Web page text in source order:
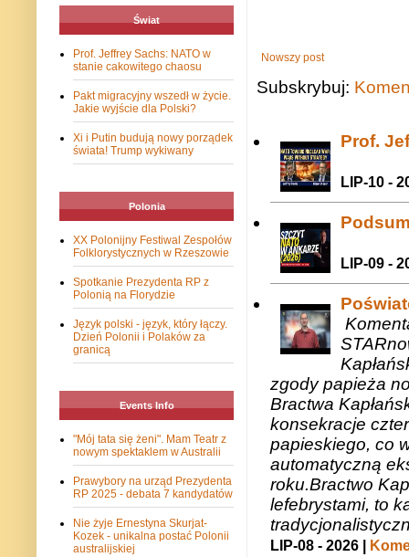
Nowszy post
Subskrybuj:
Prof.
LIP-10 -
LIP-09 -
zgody papieża
Bractwa
konsekracje
papieskiego, co
automatyczną
roku.Bractwo
lefebrystami, to
LIP-08 - 2026 |
Świat
Prof. Jeffrey Sachs: NATO w
stanie cakowitego chaosu
Pakt migracyjny wszedł w życie.
Jakie wyjście dla Polski?
Xi i Putin budują nowy porządek
świata! Trump wykiwany
Polonia
XX Polonijny Festiwal Zespołów
Folklorystycznych w Rzeszowie
Spotkanie Prezydenta RP z
Polonią na Florydzie
Język polski - język, który łączy.
Dzień Polonii i Polaków za
granicą
Events Info
"Mój tata się żeni". Mam Teatr z
nowym spektaklem w Australii
Prawybory na urząd Prezydenta
RP 2025 - debata 7 kandydatów
Nie żyje Ernestyna Skurjat-
Kozek - unikalna postać Polonii
australijskiej